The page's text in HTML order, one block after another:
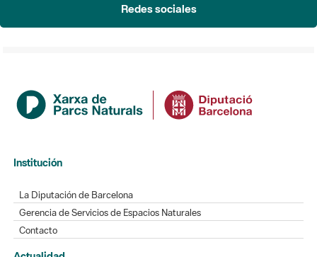
Redes sociales
Institución
La Diputación de Barcelona
Gerencia de Servicios de Espacios Naturales
Contacto